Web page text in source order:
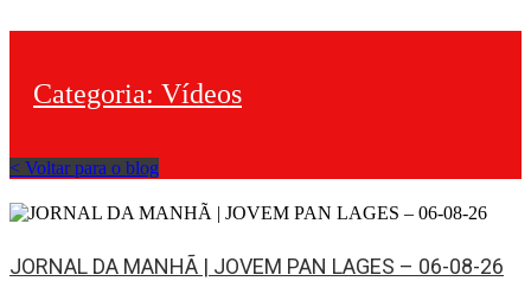
Categoria: Vídeos
< Voltar para o blog
JORNAL DA MANHÃ | JOVEM PAN LAGES – 06-08-26